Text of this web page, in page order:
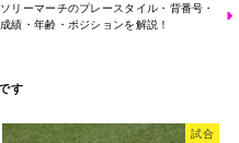
ソリーマーチのプレースタイル・背番号・
成績・年齢・ポジションを解説！
試合